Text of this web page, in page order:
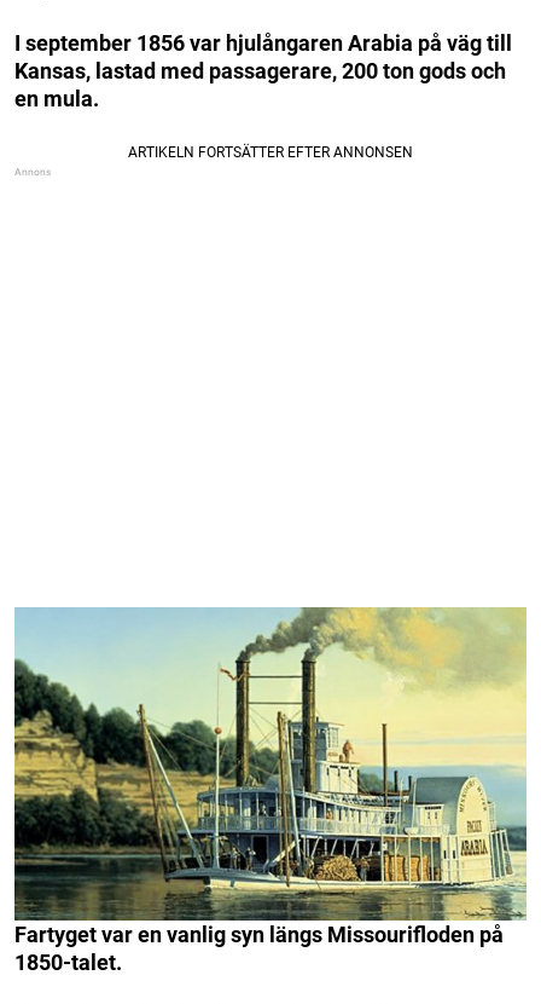
I september 1856 var hjulångaren Arabia på väg till
Kansas, lastad med passagerare, 200 ton gods och
en mula.
Fartyget var en vanlig syn längs Missourifloden på
1850-talet.